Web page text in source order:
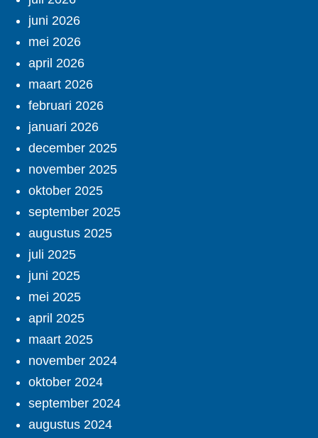
juni 2026
mei 2026
april 2026
maart 2026
februari 2026
januari 2026
december 2025
november 2025
oktober 2025
september 2025
augustus 2025
juli 2025
juni 2025
mei 2025
april 2025
maart 2025
november 2024
oktober 2024
september 2024
augustus 2024